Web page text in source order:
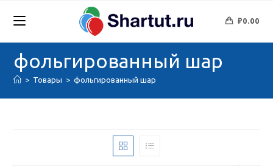
₽0.00
фольгированный шар
> Товары > фольгированный шар